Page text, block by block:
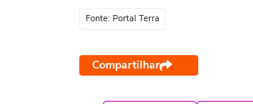
Fonte: Portal Terra
Compartilhar